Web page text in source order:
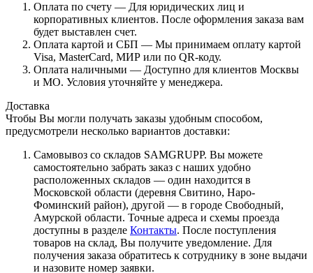
Оплата по счету — Для юридических лиц и
корпоративных клиентов. После оформления заказа вам
будет выставлен счет.
Оплата картой и СБП — Мы принимаем оплату картой
Visa, MasterCard, МИР или по QR-коду.
Оплата наличными — Доступно для клиентов Москвы
и МО. Условия уточняйте у менеджера.
Доставка
Чтобы Вы могли получать заказы удобным способом,
предусмотрели несколько вариантов доставки:
Самовывоз со складов SAMGRUPP. Вы можете
самостоятельно забрать заказ с наших удобно
расположенных складов — один находится в
Московской области (деревня Свитино, Наро-
Фоминский район), другой — в городе Свободный,
Амурской области. Точные адреса и схемы проезда
доступны в разделе Контакты. После поступления
товаров на склад, Вы получите уведомление. Для
получения заказа обратитесь к сотруднику в зоне выдачи
и назовите номер заявки.